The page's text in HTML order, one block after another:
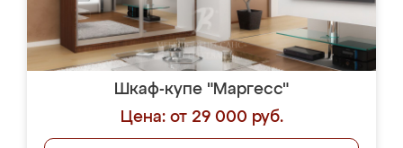
Шкаф-купе "Маргесс"
Цена: от 29 000 руб.